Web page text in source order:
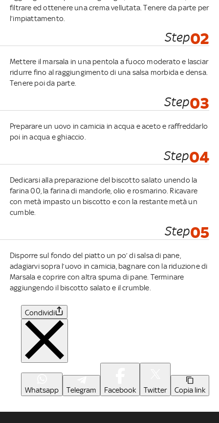
filtrare ed ottenere una crema vellutata. Tenere da parte per
l’impiattamento.
Step02
Mettere il marsala in una pentola a fuoco moderato e lasciar
ridurre fino al raggiungimento di una salsa morbida e densa.
Tenere poi da parte.
Step03
Preparare un uovo in camicia in acqua e aceto e raffreddarlo
poi in acqua e ghiaccio.
Step04
Dedicarsi alla preparazione del biscotto salato unendo la
farina 00, la farina di mandorle, olio e rosmarino. Ricavare
con metà impasto un biscotto e con la restante metà un
cumble.
Step05
Disporre sul fondo del piatto un po’ di salsa di pane,
adagiarvi sopra l’uovo in camicia, bagnare con la riduzione di
Marsala e coprire con altra spuma di pane. Terminare
aggiungendo il biscotto salato e il crumble.
Condividi
Whatsapp Telegram Facebook Twitter Copia link